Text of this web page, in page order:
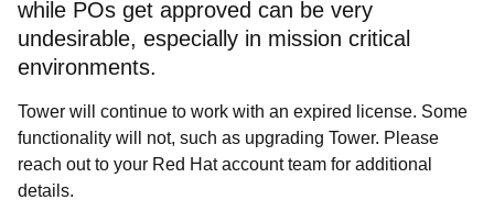
while POs get approved can be very
undesirable, especially in mission critical
environments.
Tower will continue to work with an expired license. Some
functionality will not, such as upgrading Tower. Please
reach out to your Red Hat account team for additional
details.